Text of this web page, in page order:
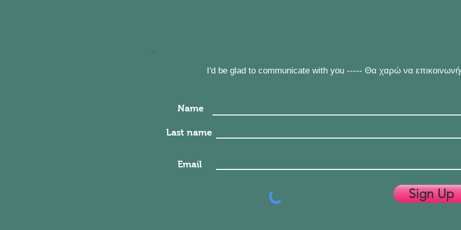
Name
Last name
Email
Sign Up
I'd be glad to communicate with you ----- Θα χαρώ να